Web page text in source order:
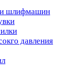
и шлифмашин
давления